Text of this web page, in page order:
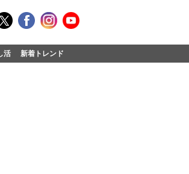
活 新着トレンド